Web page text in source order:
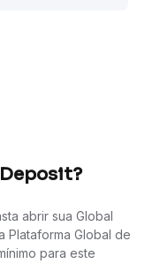
abrir sua Global
Plataforma Global de
para este